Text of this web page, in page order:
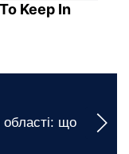
Keep In
області: що